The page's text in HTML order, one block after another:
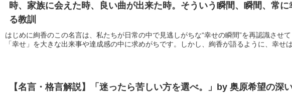
時、家族に会えた時、良い曲が出来た時。そういう瞬間、瞬間、常
る教訓
はじめに絢香のこの名言は、私たちが日常の中で見逃しがちな“幸せの瞬間”を再認識させ
「幸せ」を大きな出来事や達成感の中に求めがちです。しかし、絢香が語るように、幸せ
【名言・格言解説】「迷ったら苦しい方を選べ。」by 奥原希望の深